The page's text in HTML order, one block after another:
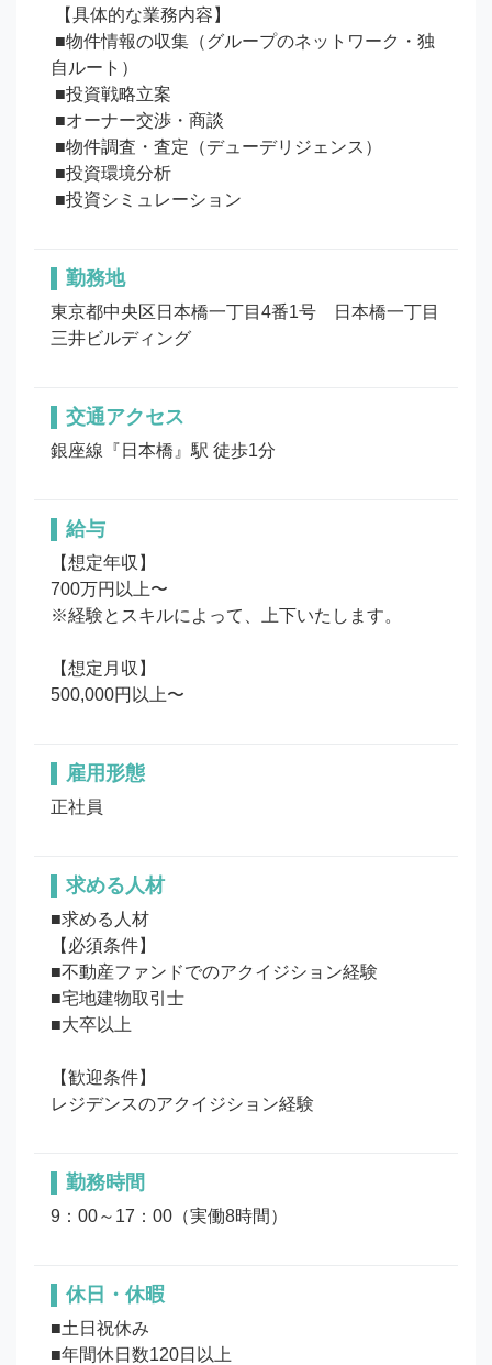
自ルート）
■投資シミュレーション
勤務地
東京都中央区日本橋一丁目4番1号　日本橋一丁目
三井ビルディング
交通アクセス
銀座線『日本橋』駅 徒歩1分
給与
【想定年収】
700万円以上〜
※経験とスキルによって、上下いたします。
【想定月収】
500,000円以上〜
雇用形態
正社員
求める人材
■求める人材
【必須条件】
■不動産ファンドでのアクイジション経験
■宅地建物取引士
■大卒以上
【歓迎条件】
勤務時間
9：00～17：00（実働8時間）
休日・休暇
■土日祝休み
■年間休日数120日以上